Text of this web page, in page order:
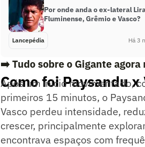
Por onde anda o ex-lateral
Fluminense, Grêmio e Vasco?
Lancepédia Há 3
➡️ Tudo sobre o Gigante agora
Como foi Paysandu x
Após um início movimentado,
primeiros 15 minutos, o
Vasco perdeu intensidade,
crescer, principalmente
encontrava espaços com